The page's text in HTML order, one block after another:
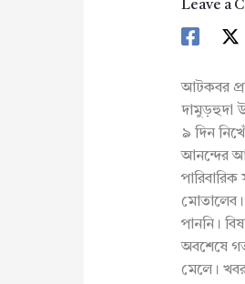
Leave a
আটকবর
দামুড়হুদা
৯ দিন
আনন্দের
মোতালেব।
পাননি।
অবশেষে
মেলে।